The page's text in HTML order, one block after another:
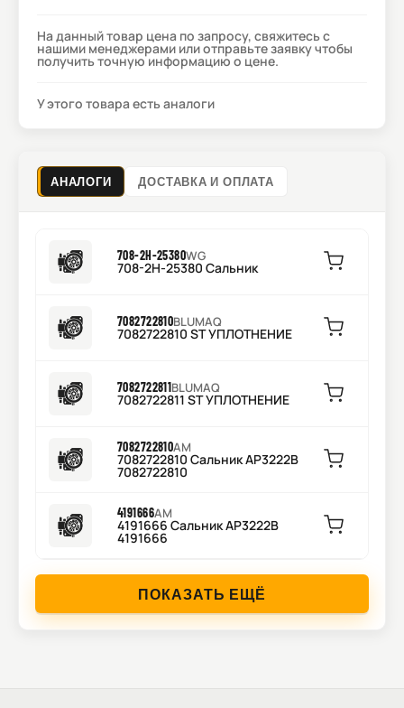
На данный товар цена по запросу, свяжитесь с
нашими менеджерами или отправьте заявку чтобы
получить точную информацию о цене.
У этого товара есть аналоги
АНАЛОГИ ДОСТАВКА И ОПЛАТА
708-2H-25380WG
708-2H-25380 Сальник
7082722810BLUMAQ
7082722810 ST УПЛОТНЕНИЕ
7082722811BLUMAQ
7082722811 ST УПЛОТНЕНИЕ
7082722810AM
7082722810 Сальник AP3222B
7082722810
4191666AM
4191666 Сальник AP3222B
4191666
ПОКАЗАТЬ ЕЩЁ